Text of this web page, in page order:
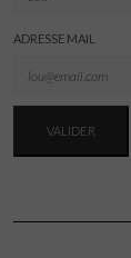
ADRESSE MAIL